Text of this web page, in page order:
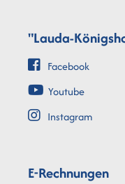
"Lauda-
Facebook
Youtube
Instagram
E-Rechnungen